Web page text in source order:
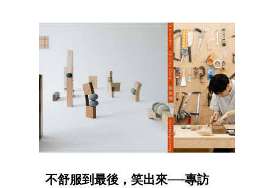
不舒服到最後，笑出來──專訪